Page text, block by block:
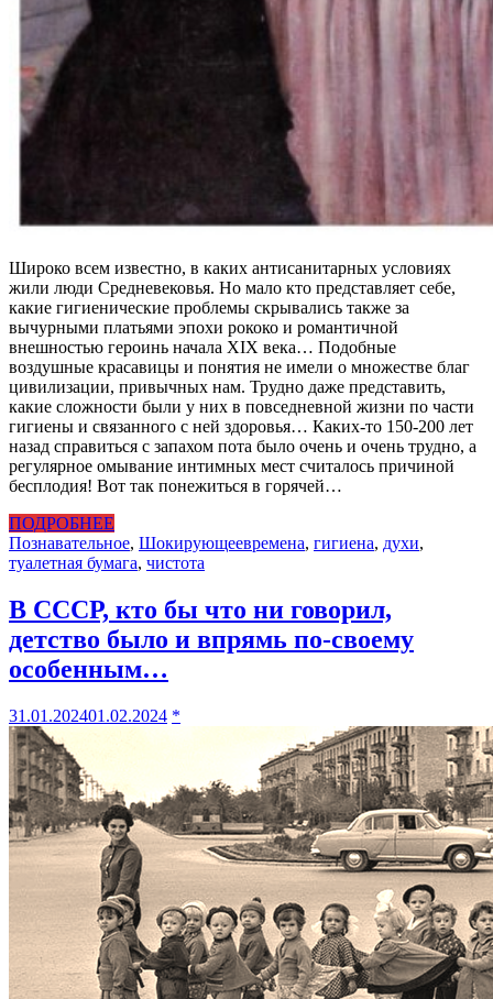
Широко всем известно, в каких антисанитарных условиях
жили люди Средневековья. Но мало кто представляет себе,
какие гигиенические проблемы скрывались также за
вычурными платьями эпохи рококо и романтичной
внешностью героинь начала XIX века… Подобные
воздушные красавицы и понятия не имели о множестве благ
цивилизации, привычных нам. Трудно даже представить,
какие сложности были у них в повседневной жизни по части
гигиены и связанного с ней здоровья… Каких-то 150-200 лет
назад справиться с запахом пота было очень и очень трудно, а
регулярное омывание интимных мест считалось причиной
бесплодия! Вот так понежиться в горячей…
ПОДРОБНЕЕ
Познавательное, Шокирующеевремена, гигиена, духи,
туалетная бумага, чистота
В СССР, кто бы что ни говорил,
детство было и впрямь по-своему
особенным…
31.01.202401.02.2024 *